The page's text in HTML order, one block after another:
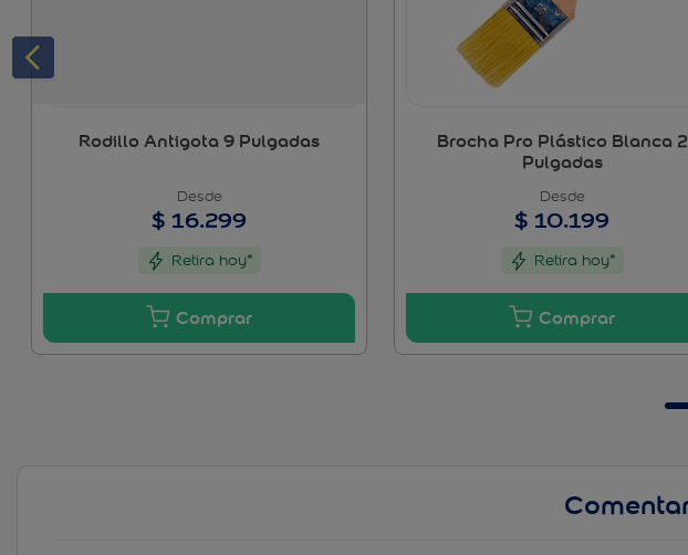
Rodillo Antigota 9 Pulgadas
$ 16.299
Retira hoy*
Brocha Pro Plástico Blanca 2
Pulgadas
$ 10.199
Retira hoy*